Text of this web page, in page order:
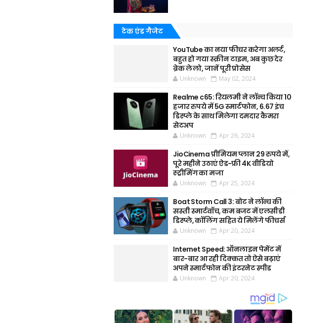
टेक एंड गैजेट
YouTube का नया फीचर करेगा अलर्ट,
बहुत हो गया स्क्रीन टाइम, अब कुछ देर
ब्रेक ले लो, जानें पूरी प्रोसेस
Unknown May 02, 2024
Realme c65: रियलमी ने लॉन्च किया 10
हजार रुपये में 5G स्मार्टफोन, 6.67 इंच
डिस्प्ले के साथ मिलेगा दमदार कैमरा
सेटअप
Unknown Apr 26, 2024
JioCinema प्रीमियम प्लान 29 रुपये में,
पूरे महीने उठाएं ऐड-फ्री 4K वीडियो
स्ट्रीमिंग का मजा
Unknown Apr 25, 2024
Boat Storm Call 3: बोट ने लॉन्च की
सस्ती स्मार्टवॉच, कम बजट में एलसीडी
डिस्प्ले, कॉलिंग सहित ये मिलेंगे फीचर्स
Unknown Apr 20, 2024
Internet Speed: ऑनलाइन पेमेंट में
बार-बार आ रही दिक्कत तो ऐसे बढ़ाएं
अपने स्मार्टफोन की इंटरनेट स्पीड
Unknown Apr 20, 2024